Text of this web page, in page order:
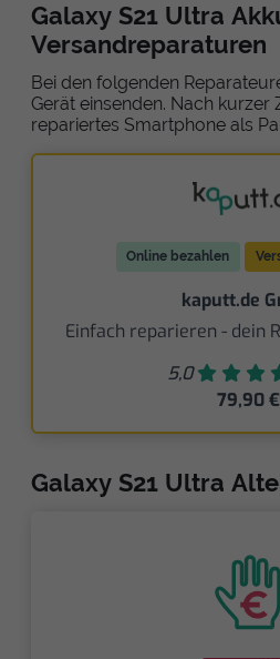
Galaxy S21 Ultra
Versandreparaturen
Bei den folgenden
Gerät einsenden. Nach kurzer
repariertes Smartphone als
Online bezahlen
kaputt.de
Einfach reparieren - dein
5,0
79,90 €
Galaxy S21 Ultra